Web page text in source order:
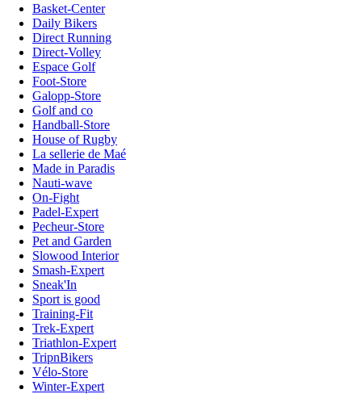
Basket-Center
Daily Bikers
Direct Running
Direct-Volley
Espace Golf
Foot-Store
Galopp-Store
Golf and co
Handball-Store
House of Rugby
La sellerie de Maé
Made in Paradis
Nauti-wave
On-Fight
Padel-Expert
Pecheur-Store
Pet and Garden
Slowood Interior
Smash-Expert
Sneak'In
Sport is good
Training-Fit
Trek-Expert
Triathlon-Expert
TripnBikers
Vélo-Store
Winter-Expert